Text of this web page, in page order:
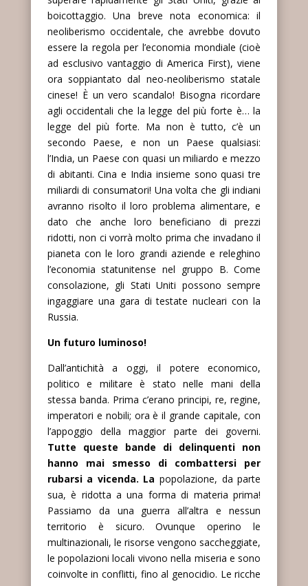
boicottaggio. Una breve nota economica: il
neoliberismo occidentale, che avrebbe dovuto
essere la regola per l’economia mondiale (cioè
ad esclusivo vantaggio di America First), viene
ora soppiantato dal neo-neoliberismo statale
cinese! È un vero scandalo! Bisogna ricordare
agli occidentali che la legge del più forte è… la
legge del più forte. Ma non è tutto, c’è un
secondo Paese, e non un Paese qualsiasi:
l’India, un Paese con quasi un miliardo e mezzo
di abitanti. Cina e India insieme sono quasi tre
miliardi di consumatori! Una volta che gli indiani
avranno risolto il loro problema alimentare, e
dato che anche loro beneficiano di prezzi
ridotti, non ci vorrà molto prima che invadano il
pianeta con le loro grandi aziende e releghino
l’economia statunitense nel gruppo B. Come
consolazione, gli Stati Uniti possono sempre
ingaggiare una gara di testate nucleari con la
Russia.
Un futuro luminoso!
Dall’antichità a oggi, il potere economico,
politico e militare è stato nelle mani della
stessa banda. Prima c’erano principi, re, regine,
imperatori e nobili; ora è il grande capitale, con
l’appoggio della maggior parte dei governi.
Tutte queste bande di delinquenti non
hanno mai smesso di combattersi per
rubarsi a vicenda. Lapopolazione, da parte
sua, è ridotta a una forma di materia prima!
Passiamo da una guerra all’altra e nessun
territorio è sicuro. Ovunque operino le
multinazionali, le risorse vengono saccheggiate,
le popolazioni locali vivono nella miseria e sono
coinvolte in conflitti, fino al genocidio. Le ricche